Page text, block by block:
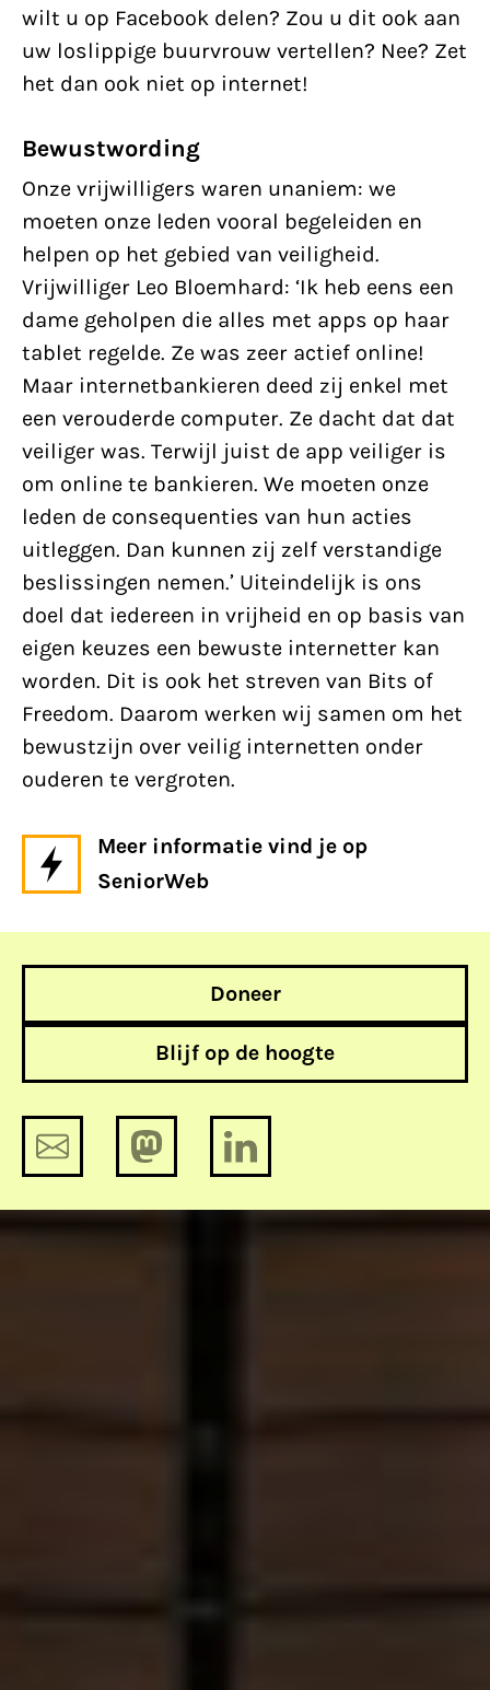
wilt u op Facebook delen? Zou u dit ook aan
uw loslippige buurvrouw vertellen? Nee? Zet
het dan ook niet op internet!
Bewustwording
Onze vrijwilligers waren unaniem: we
moeten onze leden vooral begeleiden en
helpen op het gebied van veiligheid.
Vrijwilliger Leo Bloemhard: ‘Ik heb eens een
dame geholpen die alles met apps op haar
tablet regelde. Ze was zeer actief online!
Maar internetbankieren deed zij enkel met
een verouderde computer. Ze dacht dat dat
veiliger was. Terwijl juist de app veiliger is
om online te bankieren. We moeten onze
leden de consequenties van hun acties
uitleggen. Dan kunnen zij zelf verstandige
beslissingen nemen.’ Uiteindelijk is ons
doel dat iedereen in vrijheid en op basis van
eigen keuzes een bewuste internetter kan
worden. Dit is ook het streven van Bits of
Freedom. Daarom werken wij samen om het
bewustzijn over veilig internetten onder
ouderen te vergroten.
Meer informatie vind je op
SeniorWeb
Doneer
Blijf op de hoogte